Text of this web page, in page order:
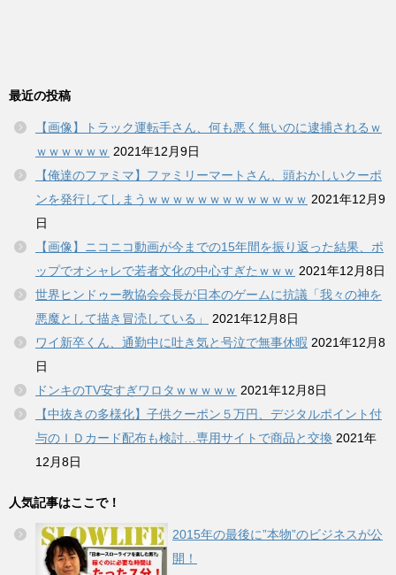
最近の投稿
【画像】トラック運転手さん、何も悪く無いのに逮捕されるｗ
ｗｗｗｗｗｗ 2021年12月9日
【俺達のファミマ】ファミリーマートさん、頭おかしいクーポ
ンを発行してしまうｗｗｗｗｗｗｗｗｗｗｗｗｗ 2021年12月9
日
【画像】ニコニコ動画が今までの15年間を振り返った結果、ポ
ップでオシャレで若者文化の中心すぎたｗｗｗ 2021年12月8日
世界ヒンドゥー教協会会長が日本のゲームに抗議「我々の神を
悪魔として描き冒涜している」
2021年12月8日
ワイ新卒くん、通勤中に吐き気と号泣で無事休暇 2021年12月8
日
ドンキのTV安すぎワロタｗｗｗｗｗ 2021年12月8日
【中抜きの多様化】子供クーポン５万円、デジタルポイント付
与のＩＤカード配布も検討…専用サイトで商品と交換 2021年
12月8日
人気記事はここで！
2015年の最後に”本物”のビジネスが公
開！